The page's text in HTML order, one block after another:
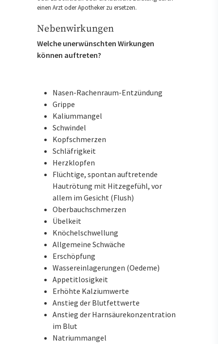
einen Arzt oder Apotheker zu ersetzen.
Nebenwirkungen
Welche unerwünschten Wirkungen
können auftreten?
Nasen-Rachenraum-Entzündung
Grippe
Kaliummangel
Schwindel
Kopfschmerzen
Schläfrigkeit
Herzklopfen
Flüchtige, spontan auftretende
Hautrötung mit Hitzegefühl, vor
allem im Gesicht (Flush)
Oberbauchschmerzen
Übelkeit
Knöchelschwellung
Allgemeine Schwäche
Erschöpfung
Wassereinlagerungen (Oedeme)
Appetitlosigkeit
Erhöhte Kalziumwerte
Anstieg der Blutfettwerte
Anstieg der Harnsäurekonzentration
im Blut
Natriummangel